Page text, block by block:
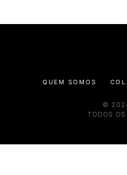
QUEM SOMOS
©
TODOS